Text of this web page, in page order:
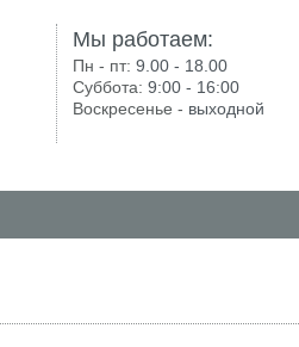
Мы работаем:
Пн - пт:9.00 - 18.00
Суббота:9:00 - 16:00
Воскресенье - выходной